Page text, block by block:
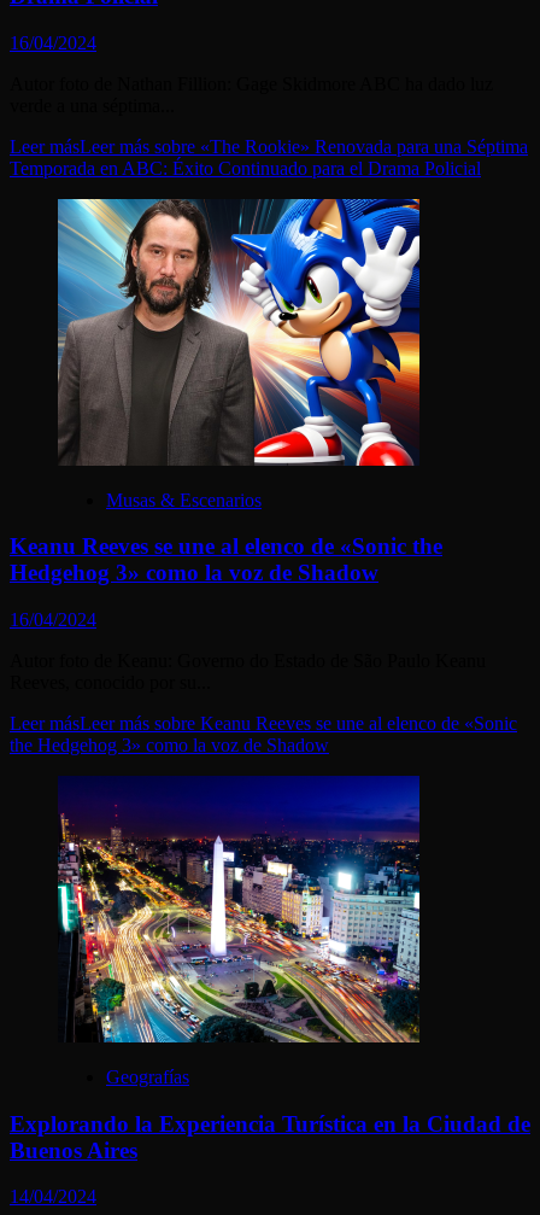
16/04/2024
Leer másLeer más sobre «The Rookie» Renovada para una Séptima
Temporada en ABC: Éxito Continuado para el Drama Policial
Musas & Escenarios
Keanu Reeves se une al elenco de «Sonic the
Hedgehog 3» como la voz de Shadow
16/04/2024
Leer másLeer más sobre Keanu Reeves se une al elenco de «Sonic
the Hedgehog 3» como la voz de Shadow
Geografías
Explorando la Experiencia Turística en la Ciudad de
Buenos Aires
14/04/2024